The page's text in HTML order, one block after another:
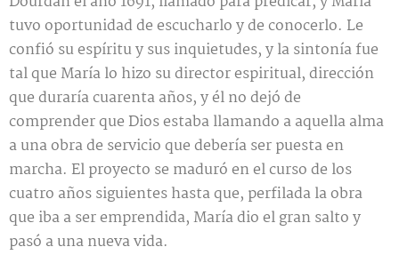
tuvo oportunidad de escucharlo y de conocerlo. Le
confió su espíritu y sus inquietudes, y la sintonía fue
tal que María lo hizo su director espiritual, dirección
que duraría cuarenta años, y él no dejó de
comprender que Dios estaba llamando a aquella alma
a una obra de servicio que debería ser puesta en
marcha. El proyecto se maduró en el curso de los
cuatro años siguientes hasta que, perfilada la obra
que iba a ser emprendida, María dio el gran salto y
pasó a una nueva vida.